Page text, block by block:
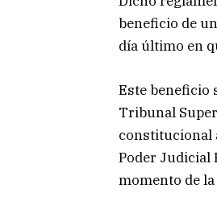
beneficio de
día último en
Este beneficio
Tribunal
constitucional
Poder Judicial
momento de